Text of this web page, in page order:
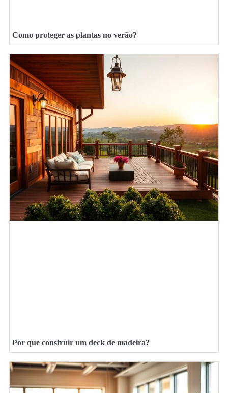
Como proteger as plantas no verão?
Por que construir um deck de madeira?